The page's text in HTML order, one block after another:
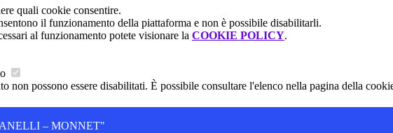
quali cookie consentire.
il funzionamento della piattaforma e non è possibile disabilitarli.
al funzionamento potete visionare la COOKIE POLICY.
non possono essere disabilitati. È possibile consultare l'elenco nella pagina della
– MONNET"